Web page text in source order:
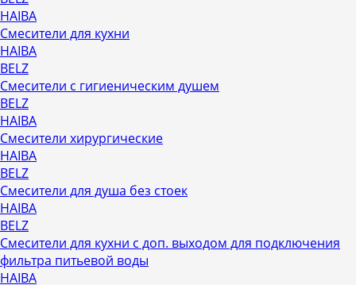
HAIBA
Смесители для кухни
HAIBA
BELZ
Смесители с гигиеническим душем
BELZ
HAIBA
Смесители хирургические
HAIBA
BELZ
Смесители для душа без стоек
HAIBA
BELZ
Смесители для кухни с доп. выходом для подключения
фильтра питьевой воды
HAIBA